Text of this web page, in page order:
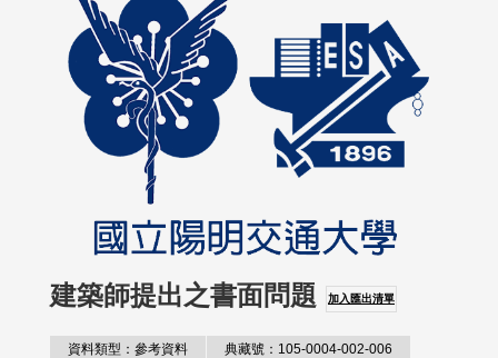
建築師提出之書面問題 加入匯出清單
資料類型：參考資料 典藏號：105-0004-002-006